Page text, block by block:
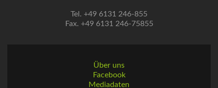
Tel. +49 6131 246-855
Fax. +49 6131 246-75855
Über uns
Facebook
Mediadaten